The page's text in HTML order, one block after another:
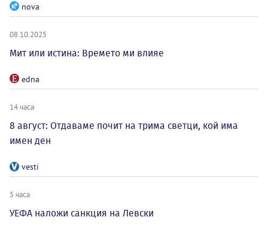
nova
08.10.2025
Мит или истина: Времето ми влияе
edna
14 часа
8 август: Отдаваме почит на трима светци, кой има
имен ден
vesti
5 часа
УЕФА наложи санкция на Левски